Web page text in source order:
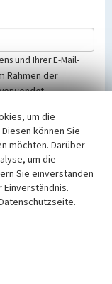
und Ihrer E-Mail-
Rahmen der
Vorschriften des
und der seit
bitte unsere
aus der
um die
können Sie
möchten. Darüber
um die
Sie einverstanden
Einverständnis.